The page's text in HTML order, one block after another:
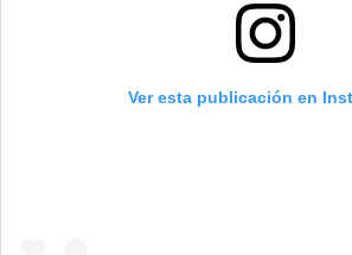
Ver esta publicación en